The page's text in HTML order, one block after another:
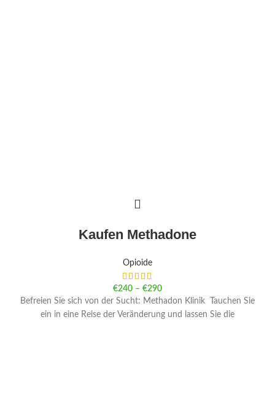
Kaufen Methadone
Opioide
€240 – €290
Befreien Sie sich von der Sucht: Methadon Klinik Tauchen Sie
ein in eine Reise der Veränderung und lassen Sie die